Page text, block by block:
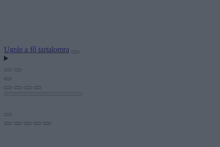
Ugrás a fő tartalomra